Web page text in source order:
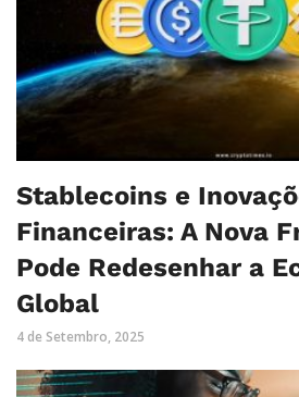
Stablecoins e
Financeiras: A Nova
Pode Redesenhar a
Global
4 de Setembro, 2025